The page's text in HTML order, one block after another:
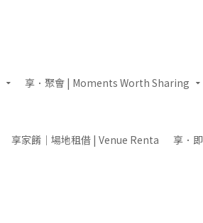
享．聚會 | Moments Worth Sharing
享家餚｜場地租借 | Venue Renta 享．